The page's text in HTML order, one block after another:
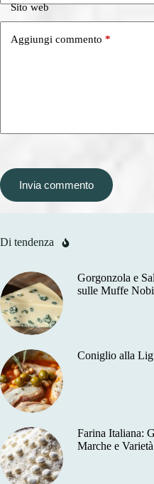
Sito web
Aggiungi commento *
Invia commento
Di tendenza
Gorgonzola e
sulle Muffe
Coniglio alla
Farina Italiana:
Marche e Varietà